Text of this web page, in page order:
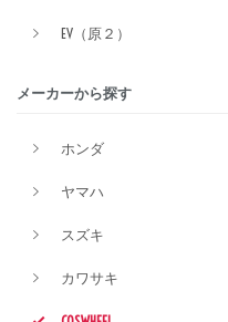
EV（原２）
メーカーから探す
ホンダ
ヤマハ
スズキ
カワサキ